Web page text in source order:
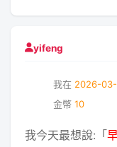
yifeng
我在 2026-
金幣 10
我今天最想說:「